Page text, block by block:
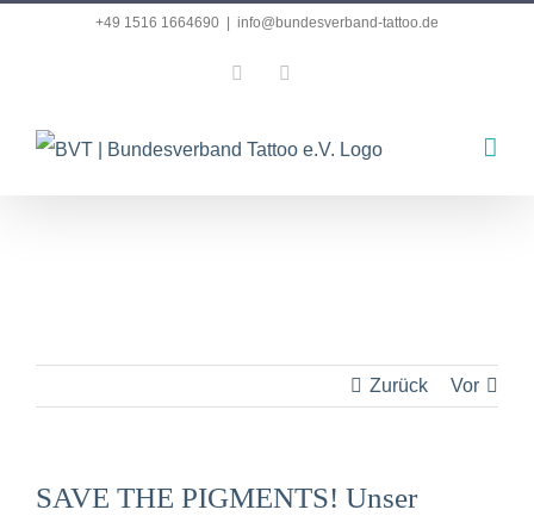
+49 1516 1664690 info@bundesverband-tattoo.de
Facebook
Zurück Vor
SAVE THE PIGMENTS! Unser